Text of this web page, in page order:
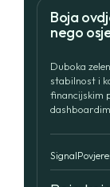
Boja
nego
Duboka
stabilnost i
financijskim
Signal